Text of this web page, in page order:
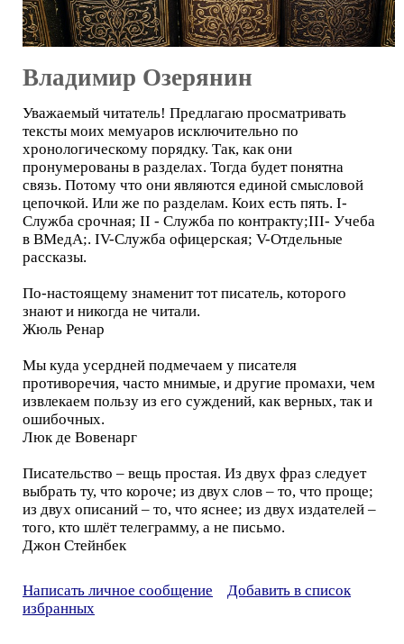
Владимир Озерянин
Уважаемый читатель! Предлагаю просматривать
тексты моих мемуаров исключительно по
хронологическому порядку. Так, как они
пронумерованы в разделах. Тогда будет понятна
связь. Потому что они являются единой смысловой
цепочкой. Или же по разделам. Коих есть пять. I-
Служба срочная; II - Служба по контракту;III- Учеба
в ВМедА;. IV-Служба офицерская; V-Отдельные
рассказы.
По-настоящему знаменит тот писатель, которого
знают и никогда не читали.
Жюль Ренар
Мы куда усердней подмечаем у писателя
противоречия, часто мнимые, и другие промахи, чем
извлекаем пользу из его суждений, как верных, так и
ошибочных.
Люк де Вовенарг
Писательство – вещь простая. Из двух фраз следует
выбрать ту, что короче; из двух слов – то, что проще;
из двух описаний – то, что яснее; из двух издателей –
того, кто шлёт телеграмму, а не письмо.
Джон Стейнбек
Написать личное сообщение
Добавить в список
избранных